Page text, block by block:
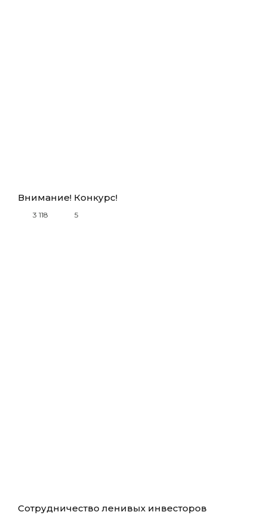
Внимание! Конкурс!
3 118 5
Сотрудничество ленивых инвесторов